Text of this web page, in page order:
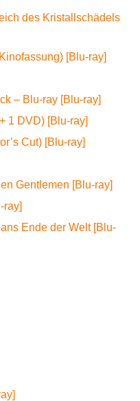
des Kristallschädels
[Blu-ray]
– Blu-ray [Blu-ray]
1 DVD) [Blu-ray]
Cut) [Blu-ray]
Gentlemen [Blu-ray]
ray]
Ende der Welt [Blu-